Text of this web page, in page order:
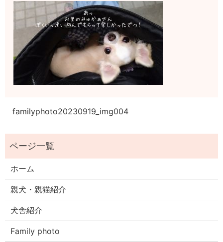
familyphoto20230919_img004
ホーム
親犬・親猫紹介
犬舎紹介
Family photo